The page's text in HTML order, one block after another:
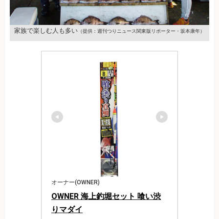
家族で楽しむ人も多い （提供：週刊つりニュース関東版リポーター・坂本康年）
オーナー(OWNER)
OWNER 海上釣堀セット 喰い渋
りマダイ